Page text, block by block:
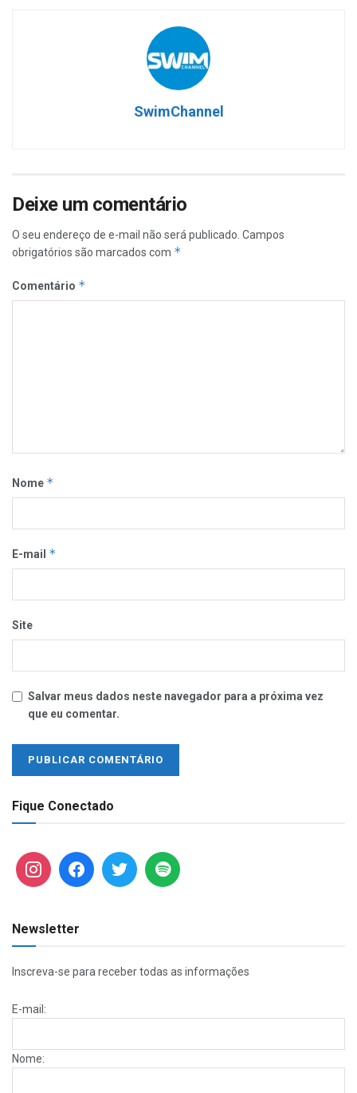
SwimChannel
Deixe um comentário
O seu endereço de e-mail não será publicado. Campos
obrigatórios são marcados com *
Comentário *
Nome *
E-mail *
Site
Salvar meus dados neste navegador para a próxima vez
que eu comentar.
Fique Conectado
Newsletter
Inscreva-se para receber todas as informações
E-mail:
Nome: